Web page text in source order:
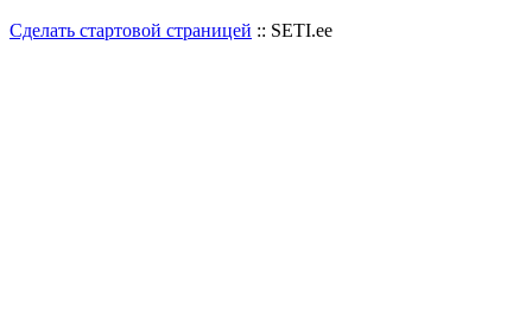
Сделать стартовой страницей :: SETI.ee